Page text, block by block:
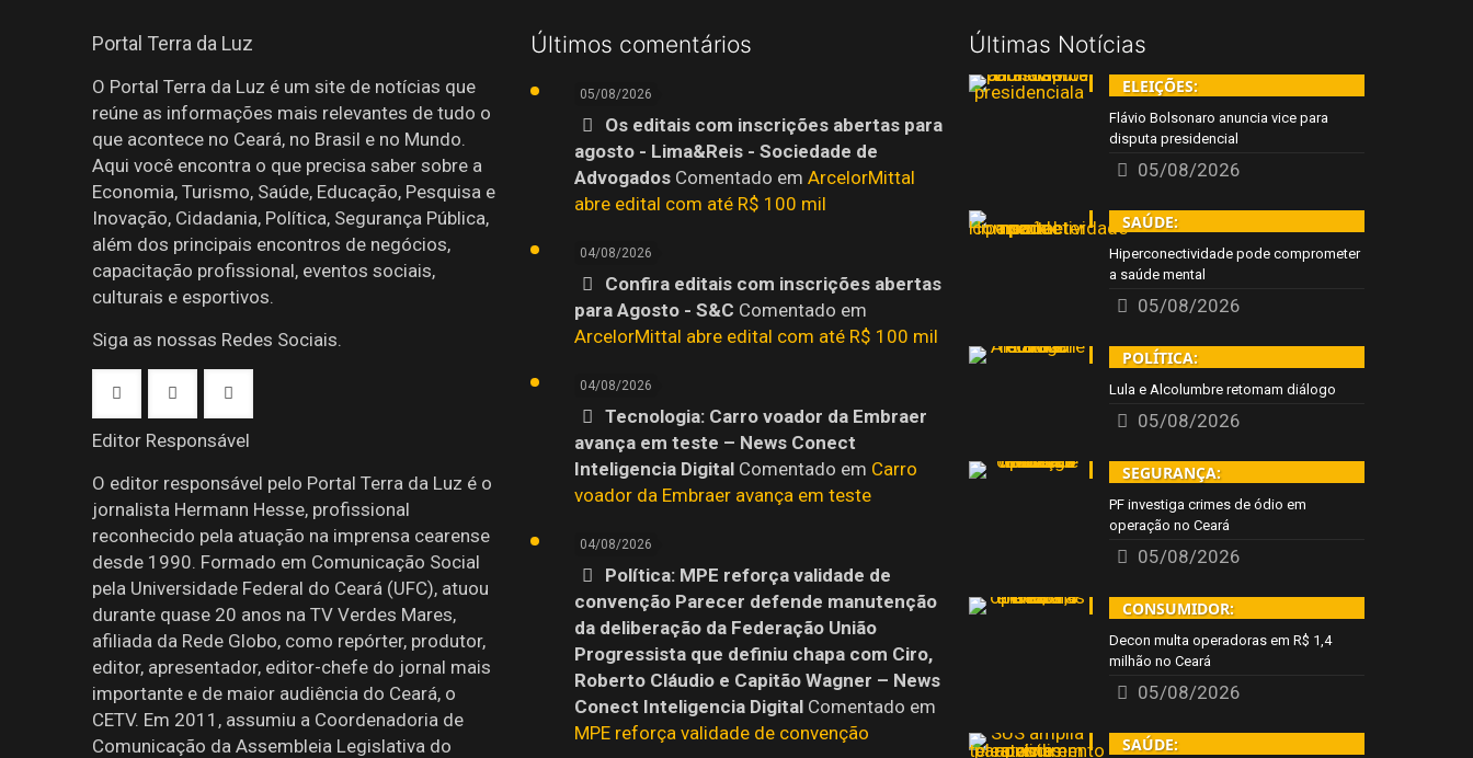
Portal Terra da Luz
O Portal Terra da Luz é um site de notícias que
reúne as informações mais relevantes de tudo o
que acontece no Ceará, no Brasil e no Mundo.
Aqui você encontra o que precisa saber sobre a
Economia, Turismo, Saúde, Educação, Pesquisa e
Inovação, Cidadania, Política, Segurança Pública,
além dos principais encontros de negócios,
capacitação profissional, eventos sociais,
culturais e esportivos.
Siga as nossas Redes Sociais.
Editor Responsável
O editor responsável pelo Portal Terra da Luz é o
jornalista Hermann Hesse, profissional
reconhecido pela atuação na imprensa cearense
desde 1990. Formado em Comunicação Social
pela Universidade Federal do Ceará (UFC), atuou
durante quase 20 anos na TV Verdes Mares,
afiliada da Rede Globo, como repórter, produtor,
editor, apresentador, editor-chefe do jornal mais
importante e de maior audiência do Ceará, o
CETV. Em 2011, assumiu a Coordenadoria de
Comunicação da Assembleia Legislativa do
Últimos comentários
05/08/2026
Os editais com inscrições abertas para
agosto - Lima&Reis - Sociedade de
AdvogadosComentado em ArcelorMittal
abre edital com até R$ 100 mil
04/08/2026
Confira editais com inscrições abertas
para Agosto - S&C Comentado em
ArcelorMittal abre edital com até R$ 100 mil
04/08/2026
Tecnologia: Carro voador da Embraer
avança em teste – News Conect
Inteligencia DigitalComentado em Carro
voador da Embraer avança em teste
04/08/2026
Política: MPE reforça validade de
convenção Parecer defende manutenção
da deliberação da Federação União
Progressista que definiu chapa com Ciro,
Roberto Cláudio e Capitão Wagner – News
Conect Inteligencia DigitalComentado em
MPE reforça validade de convenção
Últimas Notícias
ELEIÇÕES:
Flávio Bolsonaro anuncia vice para
disputa presidencial
05/08/2026
SAÚDE:
Hiperconectividade pode comprometer
a saúde mental
05/08/2026
POLÍTICA:
Lula e Alcolumbre retomam diálogo
05/08/2026
SEGURANÇA:
PF investiga crimes de ódio em
operação no Ceará
05/08/2026
CONSUMIDOR:
Decon multa operadoras em R$ 1,4
milhão no Ceará
05/08/2026
SAÚDE: